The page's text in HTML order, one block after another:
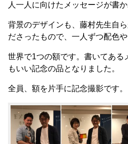
人一人に向けたメッセージが書か
背景のデザインも、藤村先生自
ださったもので、一人ずつ配色
世界で1つの額です。書いてある
もいい記念の品となりました。
全員、額を片手に記念撮影です。